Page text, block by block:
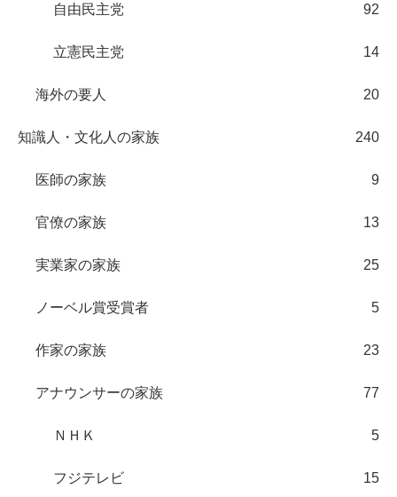
自由民主党 92
立憲民主党 14
海外の要人 20
知識人・文化人の家族 240
医師の家族 9
官僚の家族 13
実業家の家族 25
ノーベル賞受賞者 5
作家の家族 23
アナウンサーの家族 77
ＮＨＫ 5
フジテレビ 15